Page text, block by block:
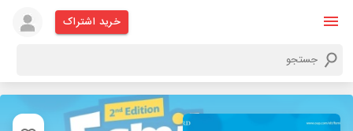
خرید اشتراک